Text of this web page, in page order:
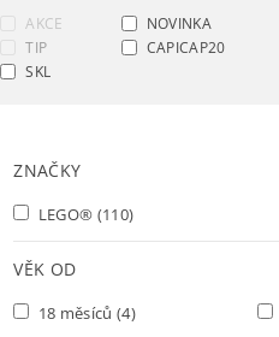
AKCE
NOVINKA
TIP
CAPICAP20
SKL
ZNAČKY
LEGO® (110)
VĚK OD
18 měsíců (4)